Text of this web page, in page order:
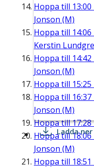
Hoppa till 13:00
Jonson (M)
Hoppa till 14:06
Kerstin
Hoppa till 14:42
Jonson (M)
Hoppa till 15:25
Hoppa till 16:37
Jonson (M)
Hoppa till17:28
Hoppa till18:06
Jonson (M)
Hoppa till 18:51
Ladda ner